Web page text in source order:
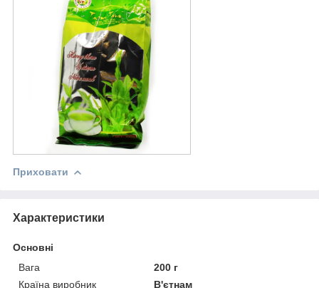
Приховати
Характеристики
Основні
Вага
200 г
Країна виробник
В'єтнам